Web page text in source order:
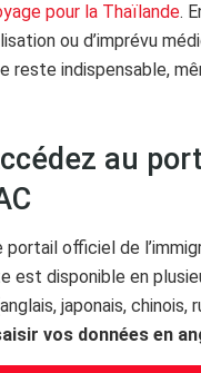
pour la Thaïlande.
ou d’imprévu
reste indispensable,
au
portail officiel de
est disponible en
japonais, chinois,
vos données en